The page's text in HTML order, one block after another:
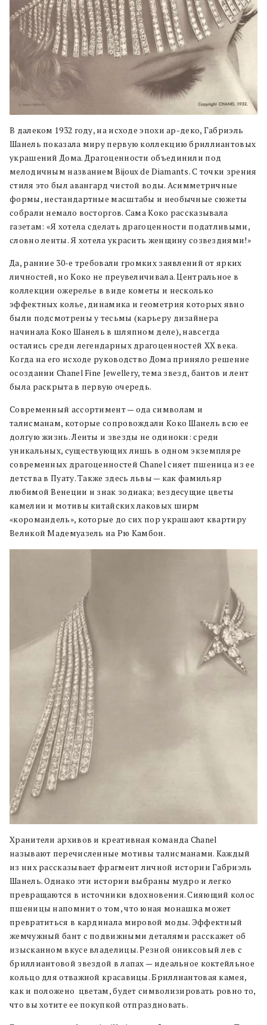
В далеком 1932 году, на исходе эпохи ар-деко, Габриэль
Шанель показала миру первую коллекцию бриллиантовых
украшений Дома. Драгоценности объединили под
мелодичным названием Bijoux de Diamants. С точки зрения
стиля это был авангард чистой воды. Асимметричные
формы, нестандартные масштабы и необычные сюжеты
собрали немало восторгов. Сама Коко рассказывала
газетам: «Я хотела сделать драгоценности податливыми,
словно ленты. Я хотела украсить женщину созвездиями!»
Да, ранние 30-е требовали громких заявлений от ярких
личностей, но Коко не преувеличивала. Центральное в
коллекции ожерелье в виде кометы и несколько
эффектных колье, динамика и геометрия которых явно
были подсмотрены у тесьмы (карьеру дизайнера
начинала Коко Шанель в шляпном деле), навсегда
остались среди легендарных драгоценностей XX века.
Когда на его исходе руководство Дома приняло решение
осоздании Chanel Fine Jewellery, тема звезд, бантов и лент
была раскрыта в первую очередь.
Современный ассортимент — ода символам и
талисманам, которые сопровождали Коко Шанель всю ее
долгую жизнь. Ленты и звезды не одиноки: среди
уникальных, существующих лишь в одном экземпляре
современных драгоценностей Chanel сияет пшеница из ее
детства в Пуату. Также здесь львы — как фамильяр
любимой Венеции и знак зодиака; вездесущие цветы
камелии и мотивы китайских лаковых ширм
«коромандель», которые до сих пор украшают квартиру
Великой Мадемуазель на Рю Камбон.
Хранители архивов и креативная команда Chanel
называют перечисленные мотивы талисманами. Каждый
из них рассказывает фрагмент личной истории Габриэль
Шанель. Однако эти истории выбраны мудро и легко
превращаются в источники вдохновения. Сияющий колос
пшеницы напомнит о том, что юная монашка может
превратиться в кардинала мировой моды. Эффектный
жемчужный бант с подвижными деталями расскажет об
изысканном вкусе владелицы. Резной ониксовый лев с
бриллиантовой звездой в лапах — идеальное коктейльное
кольцо для отважной красавицы. Бриллиантовая камея,
как и положено цветам, будет символизировать ровно то,
что вы хотите ее покупкой отпраздновать.